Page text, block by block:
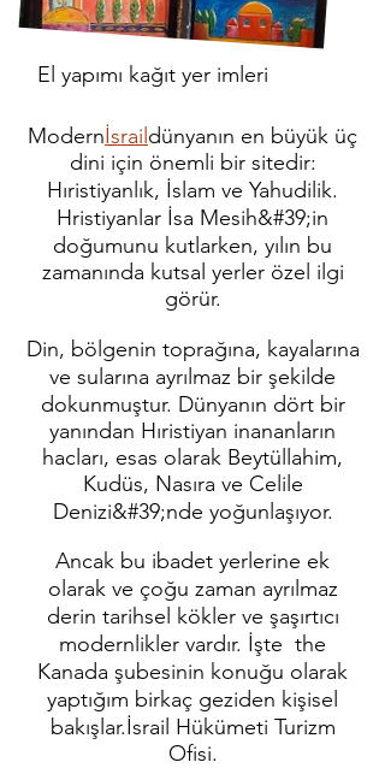
El yapımı kağıt yer imleri
Modernİsrail dünyanın en büyük üç
dini için önemli bir sitedir:
Hıristiyanlık, İslam ve Yahudilik.
Hristiyanlar İsa Mesih&#39;in
doğumunu kutlarken, yılın bu
zamanında kutsal yerler özel ilgi
görür.
Din, bölgenin toprağına, kayalarına
ve sularına ayrılmaz bir şekilde
dokunmuştur. Dünyanın dört bir
yanından Hıristiyan inananların
hacları, esas olarak Beytüllahim,
Kudüs, Nasıra ve Celile
Denizi&#39;nde yoğunlaşıyor.
Ancak bu ibadet yerlerine ek
olarak ve çoğu zaman ayrılmaz
derin tarihsel kökler ve şaşırtıcı
modernlikler vardır. İşte the
Kanada şubesinin konuğu olarak
yaptığım birkaç geziden kişisel
bakışlar.İsrail Hükümeti Turizm
Ofisi.